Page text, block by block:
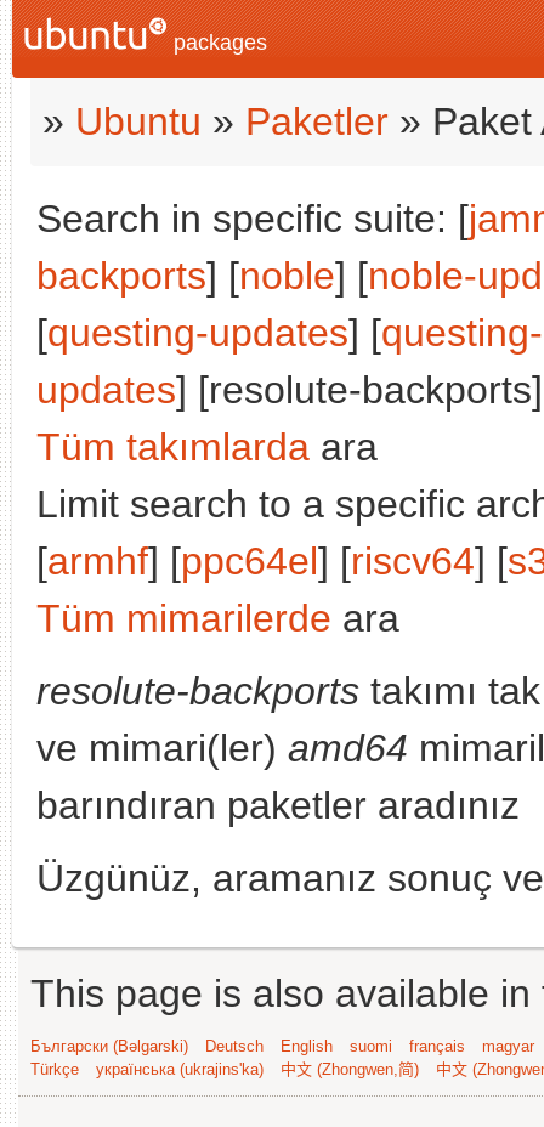
packages
» Ubuntu » Paketler » Paket
Search in specific suite: [
backports] [noble] [noble-
[questing-updates] [
updates] [resolute-
Tüm takımlarda ara
Limit search to a specific
[armhf] [ppc64el] [riscv64] [
Tüm mimarilerde ara
resolute-backports takımı
ve mimari(ler) amd64
barındıran paketler aradınız
Üzgünüz, aramanız sonuç
This page is also available
Български (Bəlgarski) Deutsch English suomi français
magyar
Türkçe
українська (ukrajins'ka) 中文 (Zhongwen,简) 中文